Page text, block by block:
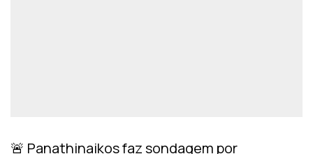
🚨 Panathinaikos faz sondagem por